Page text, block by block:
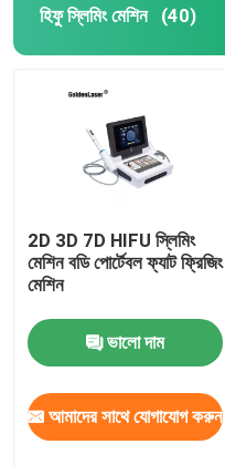
হিফু স্লিমিং মেশিন (40)
2D 3D 7D HIFU স্লিমিং
মেশিন বডি পোর্টেবল ফ্যাট ফ্রিজিং
মেশিন
ভালো দাম
আমাদের সাথে যোগাযোগ করুন